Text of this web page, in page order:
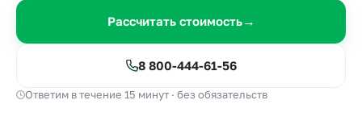
Рассчитать стоимость→
8 800-444-61-56
Ответим в течение 15 минут · без обязательств